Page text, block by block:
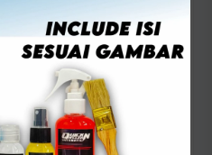
kendaraan wajib
nomor dan cek fisik
tambahan ini: